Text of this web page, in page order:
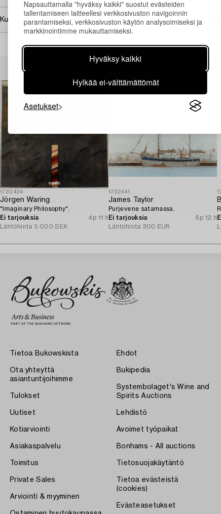
Napsauttamalla "hyväksy kaikki" suostut evästeiden
tallentamiseen laitteellesi verkkosivuston navigoinnin
parantamiseksi, verkkosivuston käytön analysoimiseksi ja
markkinointimme mukauttamiseksi.
Hyväksy kaikki
Hylkää ei-välttämättömät
Asetukset
Kuvan käyttöoikeudet
Muiden katsomia kohteita
1730424
Jörgen Waring
"Imaginary Philosophy".
Ei tarjouksia
4p 11 h
Lähtöhinta 5 000 SEK
1732441
James Taylor
Purjevene satamassa.
Ei tarjouksia
6p 12 h
Lähtöhinta 300 EUR
Tietoa Bukowskista
Ota yhteyttä
asiantuntijoihimme
Tulokset
Uutiset
Kotiarviointi
Asiakaspalvelu
Toimitus
Private Sales
Arviointi & myyminen
Ehdot
Bukipedia
Systembolaget's Wine and
Spirits Auctions
Lehdistö
Avoimet työpaikat
Bonhams - All auctions
Tietosuojakäytäntö
Tietoa evästeistä
(cookies)
Evästeasetukset